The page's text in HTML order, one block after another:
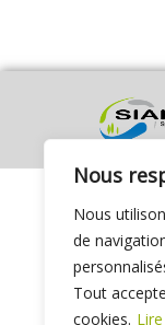
Nous
Nous
de
Tout
cookies.